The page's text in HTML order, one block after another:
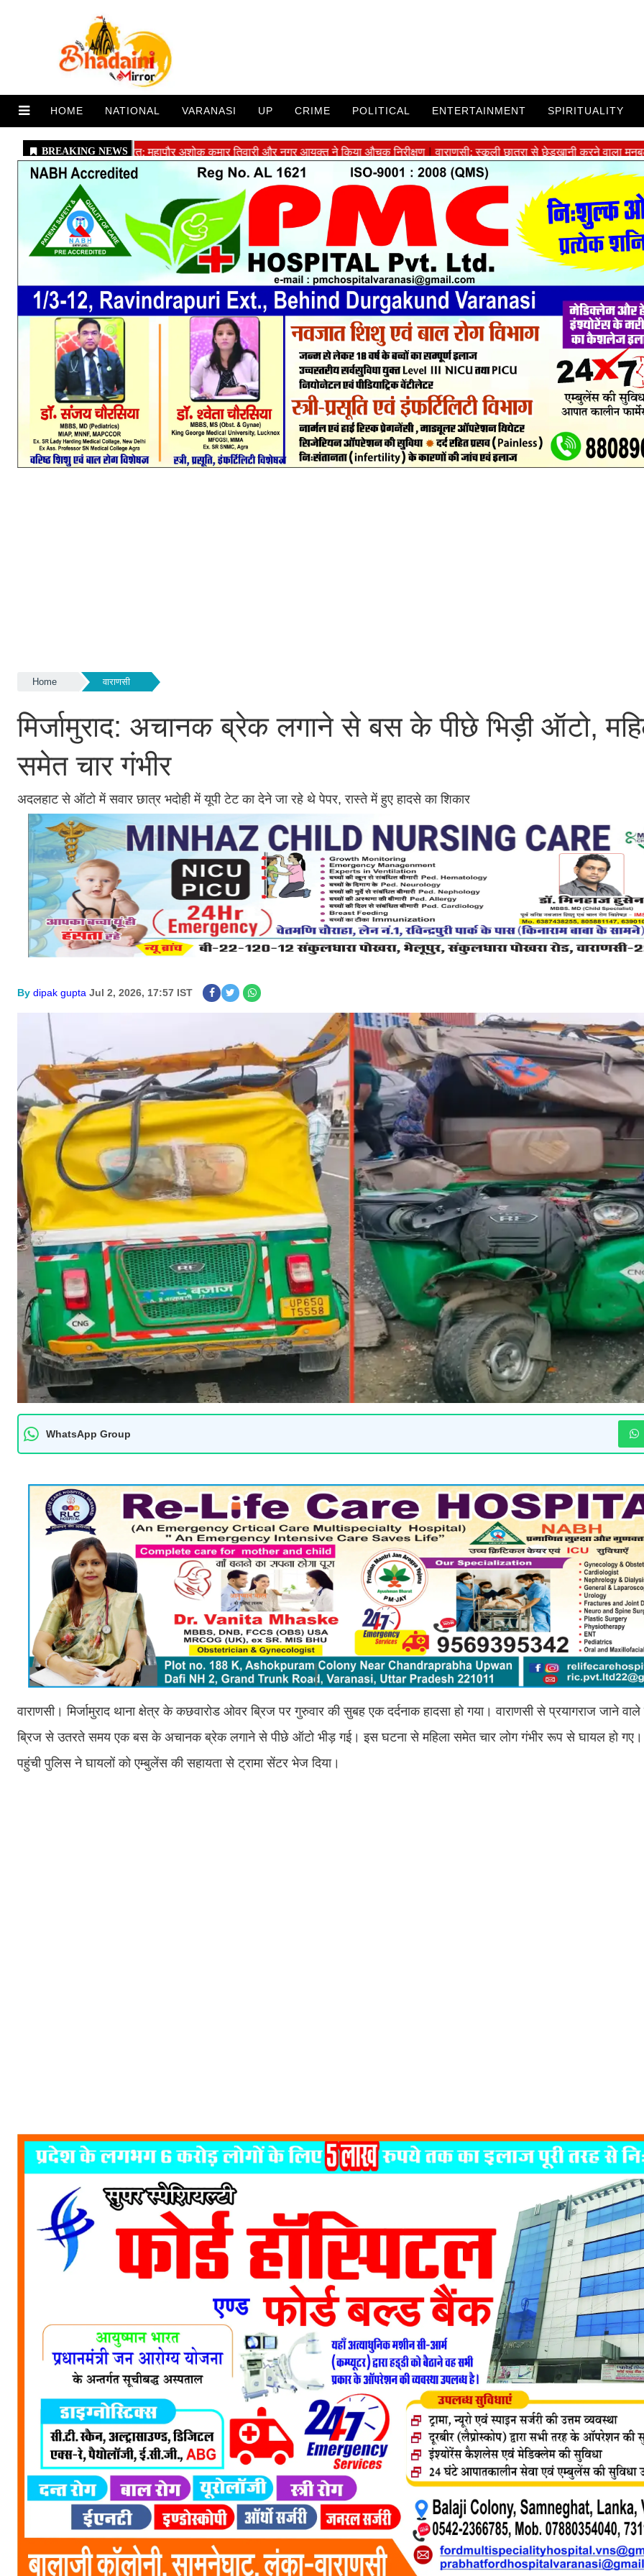
HOME NATIONAL VARANASI UP CRIME POLITICAL ENTERTAINMENT SPIRITUALITY
Home वाराणसी
मिर्जामुराद: अचानक ब्रेक लगाने से बस के पीछे भिड़ी ऑटो,
समेत चार गंभीर
अदलहाट से ऑटो में सवार छात्र भदोही में यूपी टेट का देने जा रहे थे पेपर, रास्ते में हुए हादसे का शिकार
By dipak gupta Jul 2, 2026, 17:57 IST
WhatsApp Group
वाराणसी। मिर्जामुराद थाना क्षेत्र के कछवारोड ओवर ब्रिज पर गुरुवार की सुबह एक दर्दनाक हादसा हो गया। वाराणसी से प्रयागराज जाने
ब्रिज से उतरते समय एक बस के अचानक ब्रेक लगाने से पीछे ऑटो भीड़ गई। इस घटना से महिला समेत चार लोग गंभीर रूप से घायल हो
पहुंची पुलिस ने घायलों को एम्बुलेंस की सहायता से ट्रामा सेंटर भेज दिया।